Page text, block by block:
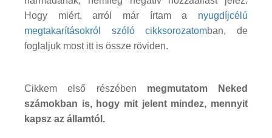
Hogy miért, arról már írtam a nyugdíjcélú
megtakarításokról szóló cikksorozatomban, de
foglaljuk most itt is össze röviden.
Cikkem első részében megmutatom Neked
számokban is, hogy mit jelent mindez, mennyit
kapsz az államtól.